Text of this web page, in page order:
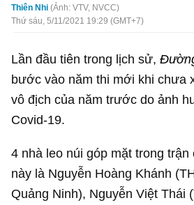
Thiên Nhi Ảnh: VTV, NVCC
Thứ sáu, 5/11/2021 19:29 (GMT+7)
Lần đầu tiên trong lịch sử,
bước vào năm thi mới khi chưa
vô địch của năm trước do ảnh
Covid-19.
4 nhà leo núi góp mặt trong
này là Nguyễn Hoàng Khánh
Quảng Ninh), Nguyễn Việt Thái